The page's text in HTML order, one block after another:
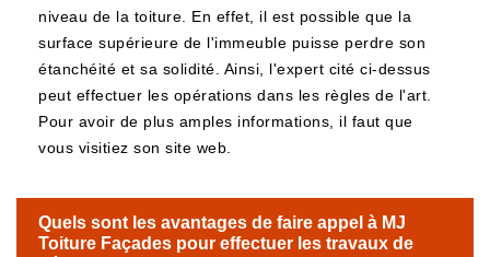
niveau de la toiture. En effet, il est possible que la
surface supérieure de l'immeuble puisse perdre son
étanchéité et sa solidité. Ainsi, l'expert cité ci-dessus
peut effectuer les opérations dans les règles de l'art.
Pour avoir de plus amples informations, il faut que
vous visitiez son site web.
Quels sont les avantages de faire appel à MJ
Toiture Façades pour effectuer les travaux de